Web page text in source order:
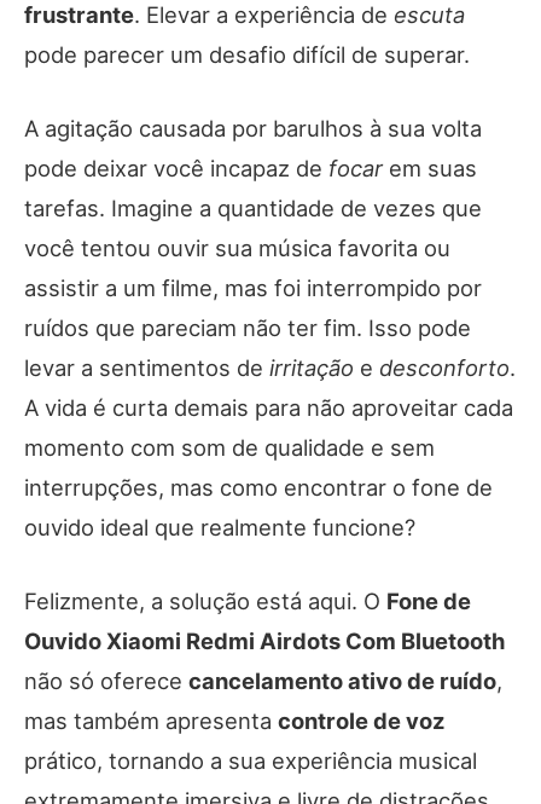
frustrante. Elevar a experiência de escuta
pode parecer um desafio difícil de superar.
A agitação causada por barulhos à sua volta
pode deixar você incapaz de focarem suas
tarefas. Imagine a quantidade de vezes que
você tentou ouvir sua música favorita ou
assistir a um filme, mas foi interrompido por
ruídos que pareciam não ter fim. Isso pode
levar a sentimentos de irritação e desconforto.
A vida é curta demais para não aproveitar cada
momento com som de qualidade e sem
interrupções, mas como encontrar o fone de
ouvido ideal que realmente funcione?
Felizmente, a solução está aqui. O Fone de
Ouvido Xiaomi Redmi Airdots Com Bluetooth
não só oferece cancelamento ativo de ruído,
mas também apresenta controle de voz
prático, tornando a sua experiência musical